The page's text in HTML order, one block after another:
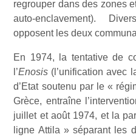
regrouper dans des zones
auto-enclavement).
opposent les deux
En 1974, la tentative de
l’Enosis (l’unification avec
d’Etat soutenu par le «
Grèce, entraîne
juillet et août 1974, et la
ligne Attila » séparant les